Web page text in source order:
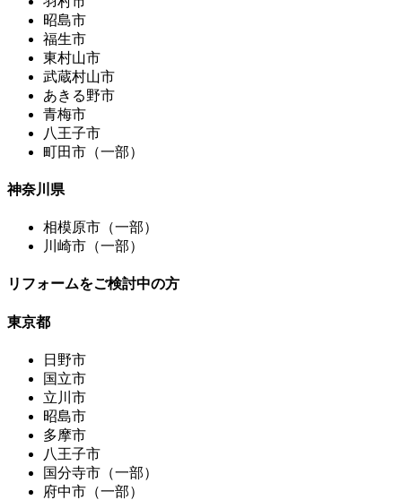
昭島市
福生市
東村山市
武蔵村山市
あきる野市
青梅市
八王子市
町田市（一部）
神奈川県
相模原市（一部）
川崎市（一部）
リフォームをご検討中の方
東京都
日野市
国立市
立川市
昭島市
多摩市
八王子市
国分寺市（一部）
府中市（一部）